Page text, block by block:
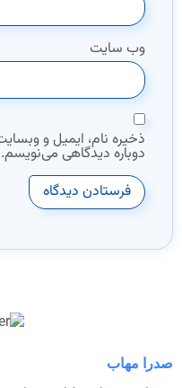
وب‌ سایت
ذخیره نام، ایمیل و
دوباره دیدگاهی می‌نویسم.
صدرا مهاب